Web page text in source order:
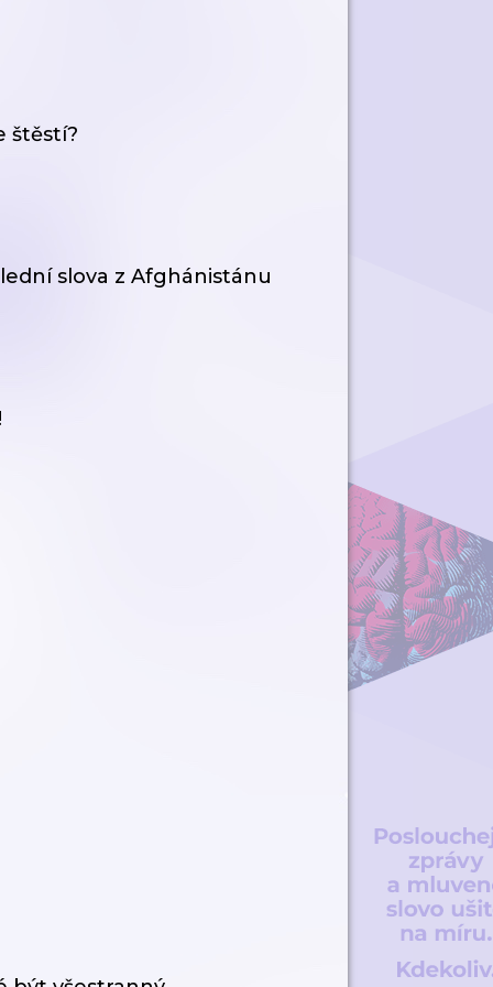
štěstí?
slova z Afghánistánu